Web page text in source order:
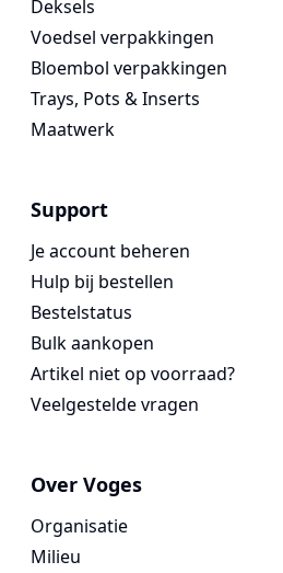
Deksels
Voedsel verpakkingen
Bloembol verpakkingen
Trays, Pots & Inserts
Maatwerk
Support
Je account beheren
Hulp bij bestellen
Bestelstatus
Bulk aankopen
Artikel niet op voorraad?
Veelgestelde vragen
Over Voges
Organisatie
Milieu